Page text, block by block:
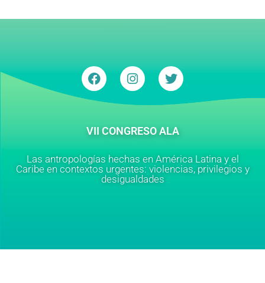
VII CONGRESO ALA
Las antropologías hechas en América Latina y el
Caribe en contextos urgentes: violencias, privilegios y
desigualdades